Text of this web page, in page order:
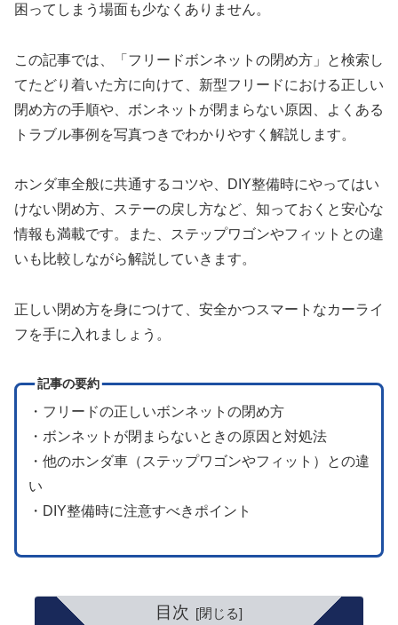
困ってしまう場面も少なくありません。
この記事では、「フリードボンネットの閉め方」と検索し
てたどり着いた方に向けて、新型フリードにおける正しい
閉め方の手順や、ボンネットが閉まらない原因、よくある
トラブル事例を写真つきでわかりやすく解説します。
ホンダ車全般に共通するコツや、DIY整備時にやってはい
けない閉め方、ステーの戻し方など、知っておくと安心な
情報も満載です。また、ステップワゴンやフィットとの違
いも比較しながら解説していきます。
正しい閉め方を身につけて、安全かつスマートなカーライ
フを手に入れましょう。
記事の要約
・フリードの正しいボンネットの閉め方
・ボンネットが閉まらないときの原因と対処法
・他のホンダ車（ステップワゴンやフィット）との違
い
・DIY整備時に注意すべきポイント
目次